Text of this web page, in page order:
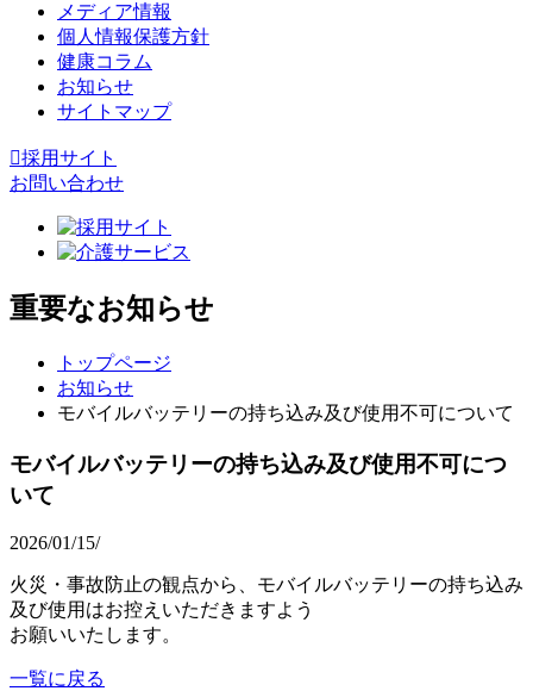
メディア情報
個人情報保護方針
健康コラム
お知らせ
サイトマップ
採用サイト
お問い合わせ
重要なお知らせ
トップページ
お知らせ
モバイルバッテリーの持ち込み及び使用不可について
モバイルバッテリーの持ち込み及び使用不可につ
いて
2026/01/15/
火災・事故防止の観点から、モバイルバッテリーの持ち込み
及び使用はお控えいただきますよう
お願いいたします。
一覧に戻る